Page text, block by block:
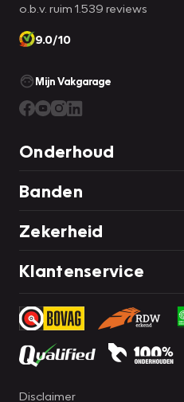
o.b.v. ruim 1.539 reviews
9.0/10
Mijn Vakgarage
Onderhoud
Banden
Zekerheid
Klantenservice
Disclaimer